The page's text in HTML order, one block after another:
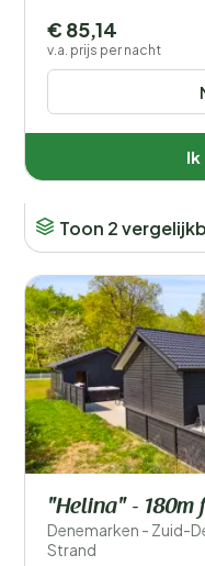
Wanneer?
Aantal
Afstand 1
Prijs
Ligging
Kinderen
Type
Populaire filters
Voorzieningen
€ 85,14
v.a. prijs per nacht
Ik
Toon 2
"Helina" - 180m
Denemarken - Zuid-
Strand